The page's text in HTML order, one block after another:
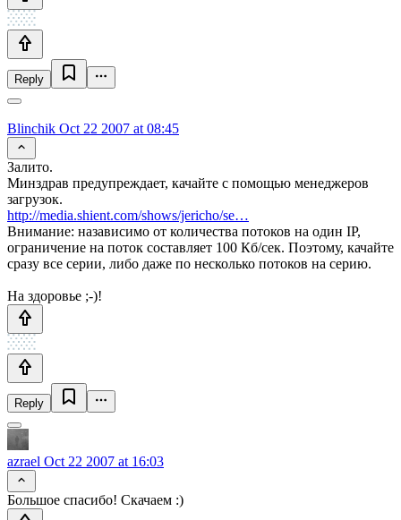
Reply
Blinchik Oct 22 2007 at 08:45
Залито.
Минздрав предупреждает, качайте с помощью менеджеров
загрузок.
http://media.shient.com/shows/jericho/se…
Внимание: назависимо от количества потоков на один IP,
ограничение на поток составляет 100 Кб/сек. Поэтому, качайте
сразу все серии, либо даже по несколько потоков на серию.
На здоровье ;-)!
Reply
azrael Oct 22 2007 at 16:03
Большое спасибо! Скачаем :)